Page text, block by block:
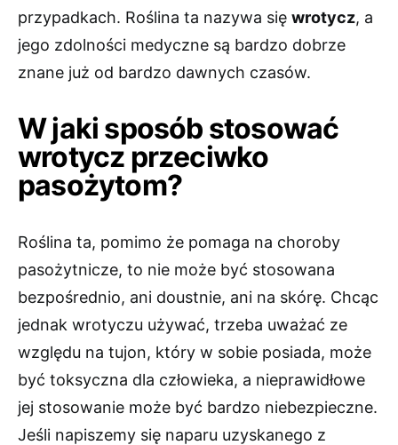
przypadkach. Roślina ta nazywa się wrotycz, a
jego zdolności medyczne są bardzo dobrze
znane już od bardzo dawnych czasów.
W jaki sposób stosować
wrotycz przeciwko
pasożytom?
Roślina ta, pomimo że pomaga na choroby
pasożytnicze, to nie może być stosowana
bezpośrednio, ani doustnie, ani na skórę. Chcąc
jednak wrotyczu używać, trzeba uważać ze
względu na tujon, który w sobie posiada, może
być toksyczna dla człowieka, a nieprawidłowe
jej stosowanie może być bardzo niebezpieczne.
Jeśli napiszemy się naparu uzyskanego z